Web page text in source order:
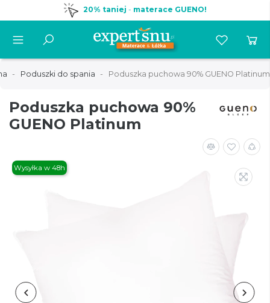
20% taniej - materace GUENO!
Poduszki do spania Poduszka puchowa 90% GUENO Platinum
Poduszka puchowa 90%
GUENO Platinum
Wysyłka w 48h